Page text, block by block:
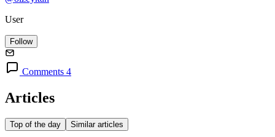
User
Follow
Comments 4
Articles
Top of the day Similar articles